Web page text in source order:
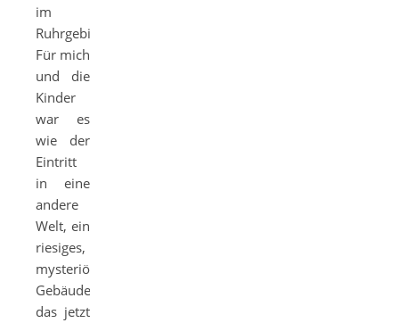
im
Ruhrgebiet.
Für mich
und die
Kinder
war es
wie der
Eintritt
in eine
andere
Welt, ein
riesiges,
mysteriöses
Gebäude,
das jetzt